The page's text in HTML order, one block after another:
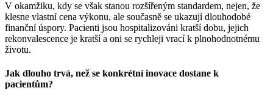
V okamžiku, kdy se však stanou rozšířeným standardem, nejen, že
klesne vlastní cena výkonu, ale současně se ukazují dlouhodobé
finanční úspory. Pacienti jsou hospitalizováni kratší dobu, jejich
rekonvalescence je kratší a oni se rychleji vrací k plnohodnotnému
životu.
Jak dlouho trvá, než se konkrétní inovace dostane k
pacientům?